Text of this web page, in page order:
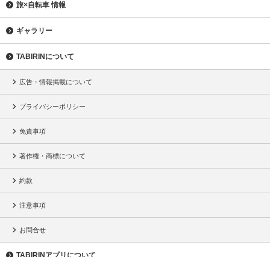
旅×自転車 情報
ギャラリー
TABIRINについて
広告・情報掲載について
プライバシーポリシー
免責事項
著作権・商標について
約款
注意事項
お問合せ
TABIRINアプリについて